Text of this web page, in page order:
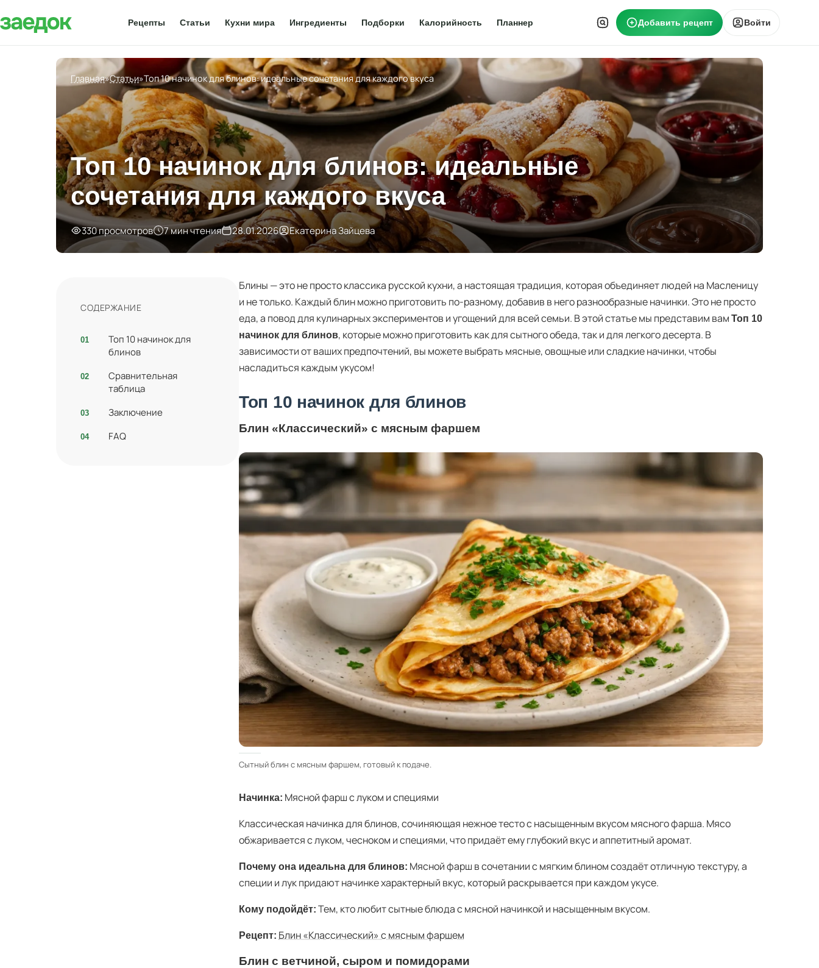
Рецепты Статьи Кухни мира Ингредиенты Подборки Калорийность Планнер Добавить рецепт Войти
Главная»Статьи»Топ 10 начинок для блинов: идеальные сочетания для каждого вкуса
Топ 10 начинок для блинов: идеальные
сочетания для каждого вкуса
330 просмотров 7 мин чтения 28.01.2026 Екатерина Зайцева
СОДЕРЖАНИЕ
Топ 10 начинок для
блинов
Сравнительная
таблица
Заключение
FAQ
Блины — это не просто классика русской кухни, а настоящая традиция, которая объединяет людей на Масленицу
и не только. Каждый блин можно приготовить по-разному, добавив в него разнообразные начинки. Это не просто
еда, а повод для кулинарных экспериментов и угощений для всей семьи. В этой статье мы представим вам Топ 10
начинок для блинов, которые можно приготовить как для сытного обеда, так и для легкого десерта. В
зависимости от ваших предпочтений, вы можете выбрать мясные, овощные или сладкие начинки, чтобы
насладиться каждым укусом!
Топ 10 начинок для блинов
Блин «Классический» с мясным фаршем
Сытный блин с мясным фаршем, готовый к подаче.
Начинка: Мясной фарш с луком и специями
Классическая начинка для блинов, сочиняющая нежное тесто с насыщенным вкусом мясного фарша. Мясо
обжаривается с луком, чесноком и специями, что придаёт ему глубокий вкус и аппетитный аромат.
Почему она идеальна для блинов: Мясной фарш в сочетании с мягким блином создаёт отличную текстуру, а
специи и лук придают начинке характерный вкус, который раскрывается при каждом укусе.
Кому подойдёт: Тем, кто любит сытные блюда с мясной начинкой и насыщенным вкусом.
Рецепт: Блин «Классический» с мясным фаршем
Блин с ветчиной, сыром и помидорами